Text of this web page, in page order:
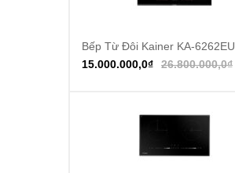
Thêm vào giỏ hàng
Bếp Từ Đôi Kainer KA-6262EU
26.800.000,0₫
15.000.000,0₫